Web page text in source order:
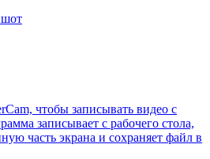
чтобы записывать видео с
записывает с рабочего стола,
часть экрана и сохраняет файл в